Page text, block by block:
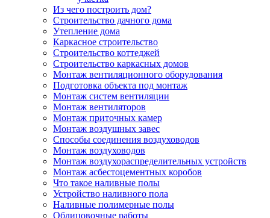
Из чего построить дом?
Строительство дачного дома
Утепление дома
Каркасное строительство
Строительство коттеджей
Строительство каркасных домов
Монтаж вентиляционного оборудования
Подготовка объекта под монтаж
Монтаж систем вентиляции
Монтаж вентиляторов
Монтаж приточных камер
Монтаж воздушных завес
Способы соединения воздуховодов
Монтаж воздуховодов
Монтаж воздухораспределительных устройств
Монтаж асбестоцементных коробов
Что такое наливные полы
Устройство наливного пола
Наливные полимерные полы
Облицовочные работы